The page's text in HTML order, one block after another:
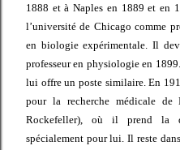
1888 et à Naples en 1889 et en
l’université de Chicago comme
en biologie expérimentale. Il
professeur en physiologie en
lui offre un poste similaire. En
pour la recherche médicale de
Rockefeller), où il prend la
spécialement pour lui. Il reste